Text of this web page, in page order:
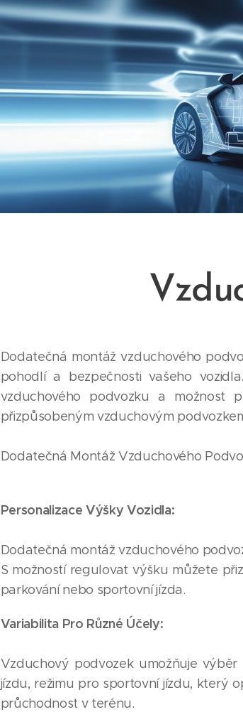
Dodatečná montáž vzduchového
pohodlí a bezpečnosti vašeho
vzduchového podvozku a možnost
přizpůsobeným vzduchovým
Dodatečná Montáž Vzduchového
Personalizace Výšky Vozidla:
Dodatečná montáž vzduchového
S možností regulovat výšku můžete
parkování nebo sportovní jízda.
Variabilita Pro Různé Účely:
Vzduchový podvozek umožňuje
jízdu, režimu pro sportovní jízdu, který
průchodnost v terénu.